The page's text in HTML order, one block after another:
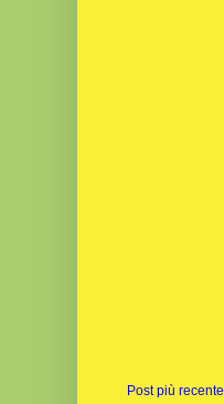
Post più recente